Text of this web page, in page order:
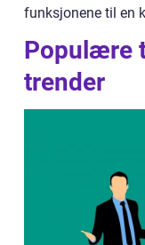
funksjonene til en
Populære
trender